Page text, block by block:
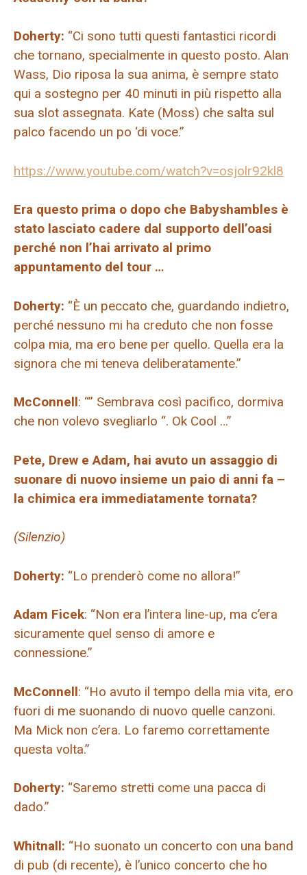
Doherty: “Ci sono tutti questi fantastici ricordi
che tornano, specialmente in questo posto. Alan
Wass, Dio riposa la sua anima, è sempre stato
qui a sostegno per 40 minuti in più rispetto alla
sua slot assegnata. Kate (Moss) che salta sul
palco facendo un po ‘di voce.”
https://www.youtube.com/watch?v=osjolr92kl8
Era questo prima o dopo che Babyshambles è
stato lasciato cadere dal supporto dell’oasi
perché non l’hai arrivato al primo
appuntamento del tour …
Doherty: “È un peccato che, guardando indietro,
perché nessuno mi ha creduto che non fosse
colpa mia, ma ero bene per quello. Quella era la
signora che mi teneva deliberatamente.”
McConnell: “” Sembrava così pacifico, dormiva
che non volevo svegliarlo “. Ok Cool …”
Pete, Drew e Adam, hai avuto un assaggio di
suonare di nuovo insieme un paio di anni fa –
la chimica era immediatamente tornata?
(Silenzio)
Doherty: “Lo prenderò come no allora!”
Adam Ficek: “Non era l’intera line-up, ma c’era
sicuramente quel senso di amore e
connessione.”
McConnell: “Ho avuto il tempo della mia vita, ero
fuori di me suonando di nuovo quelle canzoni.
Ma Mick non c’era. Lo faremo correttamente
questa volta.”
Doherty: “Saremo stretti come una pacca di
dado.”
Whitnall: “Ho suonato un concerto con una band
di pub (di recente), è l’unico concerto che ho